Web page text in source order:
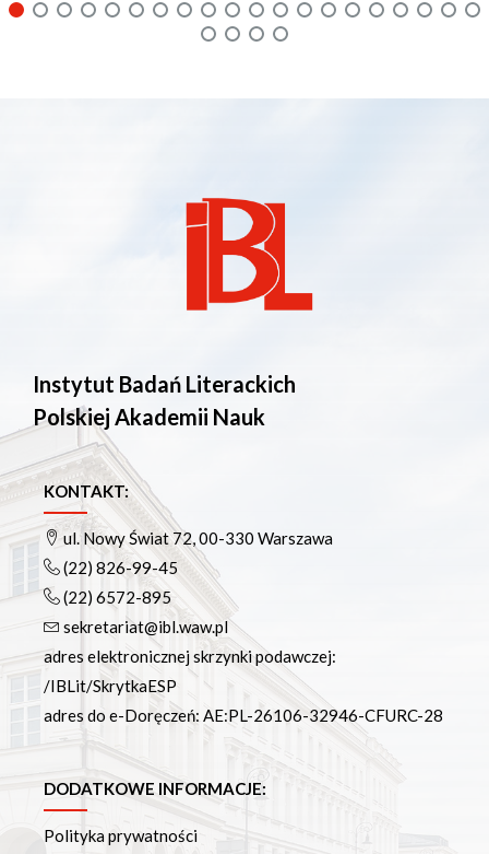
Instytut Badań Literackich
Polskiej Akademii Nauk
KONTAKT:
ul. Nowy Świat 72, 00-330 Warszawa
(22) 826-99-45
(22) 6572-895
sekretariat@ibl.waw.pl
adres elektronicznej skrzynki podawczej:
/IBLit/SkrytkaESP
adres do e-Doręczeń: AE:PL-26106-32946-CFURC-28
DODATKOWE INFORMACJE:
Polityka prywatności